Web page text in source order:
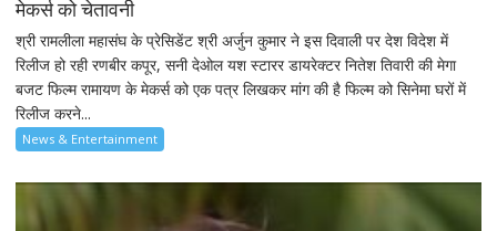
मेकर्स को चेतावनी
श्री रामलीला महासंघ के प्रेसिडेंट श्री अर्जुन कुमार ने इस दिवाली पर देश विदेश में
रिलीज हो रही रणबीर कपूर, सनी देओल यश स्टारर डायरेक्टर नितेश तिवारी की मेगा
बजट फिल्म रामायण के मेकर्स को एक पत्र लिखकर मांग की है फिल्म को सिनेमा घरों में
रिलीज करने...
News & Entertainment